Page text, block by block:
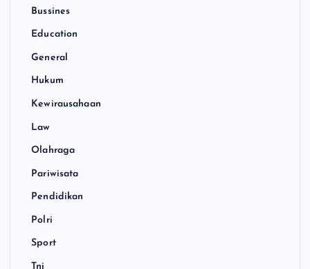
Bussines
Education
General
Hukum
Kewirausahaan
Law
Olahraga
Pariwisata
Pendidikan
Polri
Sport
Tni